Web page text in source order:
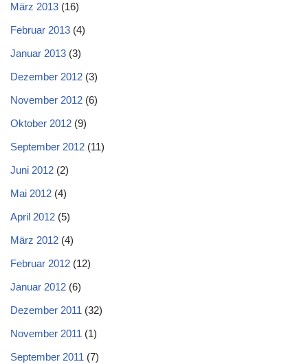
März 2013 (16)
Februar 2013 (4)
Januar 2013 (3)
Dezember 2012 (3)
November 2012 (6)
Oktober 2012 (9)
September 2012 (11)
Juni 2012 (2)
Mai 2012 (4)
April 2012 (5)
März 2012 (4)
Februar 2012 (12)
Januar 2012 (6)
Dezember 2011 (32)
November 2011 (1)
September 2011 (7)